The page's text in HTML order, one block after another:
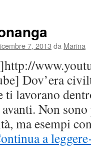
7, 2013 da Marina
Dov’era
ti lavorano
Non
ma esempi
a leggere